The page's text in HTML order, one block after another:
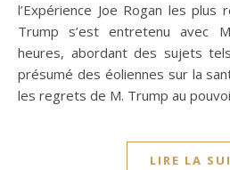
l’Expérience Joe Rogan les plus
Trump s’est entretenu avec
heures, abordant des sujets
présumé des éoliennes sur la
les regrets de M. Trump au
LIRE LA